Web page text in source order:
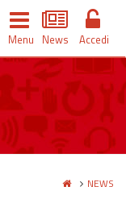
Menu News Accedi
NEWS